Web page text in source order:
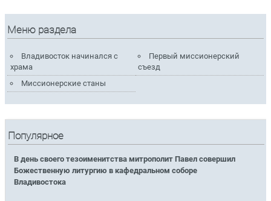
Меню раздела
Владивосток начинался с
храма
Первый миссионерский
съезд
Миссионерские станы
Популярное
В день своего тезоименитства митрополит Павел совершил
Божественную литургию в кафедральном соборе
Владивостока